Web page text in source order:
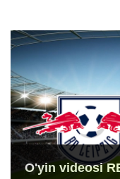
O'yin videosi